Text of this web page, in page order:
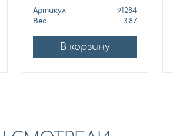
Артикул
91284
Вес
3,87
В корзину